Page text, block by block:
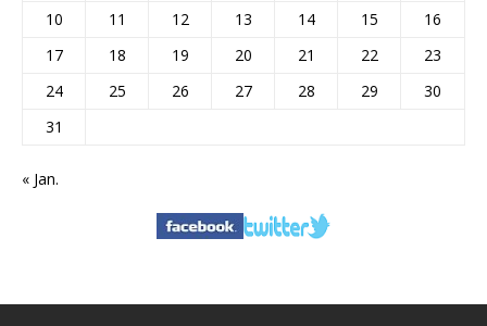
10
11 12 13 14 15
16
17
18 19 20 21 22
23
24
25 26 27 28 29
30
31
« Jan.